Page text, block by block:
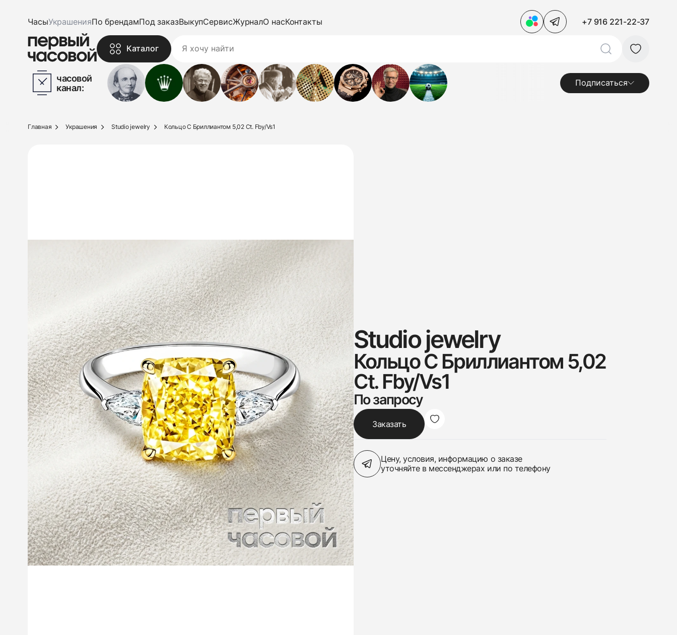
ЧасыУкрашенияПо брендамПод заказВыкупСервисЖурналО насКонтакты +7 916 221-22-37
Каталог
часовой
канал:
Подписаться
Главная Украшения Studio jewelry Кольцо С Бриллиантом 5,02 Ct. Fby/Vs1
Studio jewelry
Кольцо С Бриллиантом 5,02
Ct. Fby/Vs1
По запросу
Заказать
Цену, условия, информацию о заказе
уточняйте в мессенджерах или по телефону